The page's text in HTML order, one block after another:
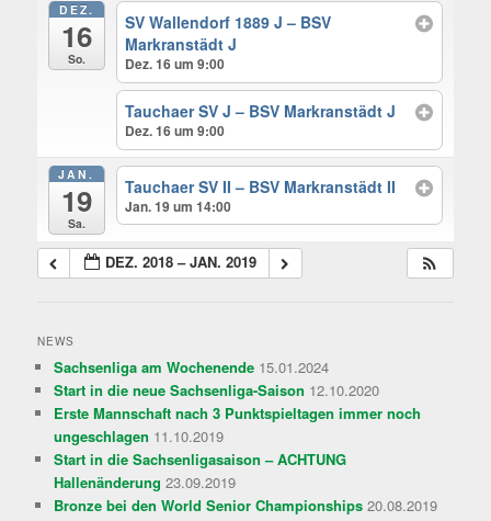
DEZ.
16
So.
SV Wallendorf 1889 J – BSV
Markranstädt J
Dez. 16 um 9:00
Tauchaer SV J – BSV Markranstädt J
Dez. 16 um 9:00
JAN.
19
Sa.
Tauchaer SV II – BSV Markranstädt II
Jan. 19 um 14:00
DEZ. 2018 – JAN. 2019
NEWS
Sachsenliga am Wochenende 15.01.2024
Start in die neue Sachsenliga-Saison 12.10.2020
Erste Mannschaft nach 3 Punktspieltagen immer noch
ungeschlagen 11.10.2019
Start in die Sachsenligasaison – ACHTUNG
Hallenänderung 23.09.2019
Bronze bei den World Senior Championships 20.08.2019